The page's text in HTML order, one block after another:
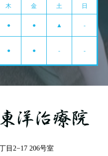
木 金 土 日
● ● ▲ -
● ● - -
目2−17 206号室